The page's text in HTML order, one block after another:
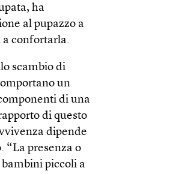
ha
al pupazzo a
a confortarla.
scambio di
un
di una
di questo
dipende
“La presenza o
bambini piccoli a